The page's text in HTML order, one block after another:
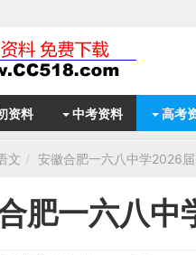
资料 中考资料 高考
文 安徽合肥一六八中学2026届
肥一六八中